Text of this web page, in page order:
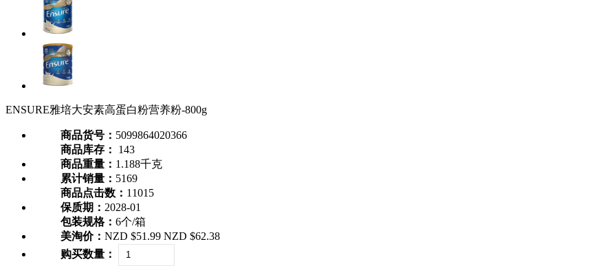
ENSURE雅培大安素高蛋白粉营养粉-800g
商品货号： 5099864020366
商品库存：
143
商品重量： 1.188千克
累计销量： 5169
商品点击数： 11015
保质期： 2028-01
包装规格： 6个/箱
美淘价： NZD $51.99 NZD $62.38
购买数量：